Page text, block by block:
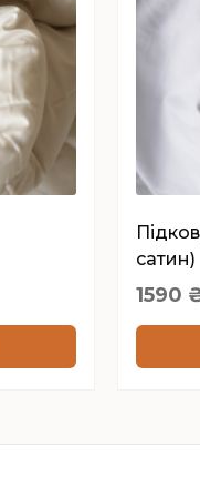
сатин)
1590
Price
варіантів.